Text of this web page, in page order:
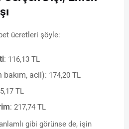
ücretleri şöyle:
: 116,13 TL
bakım, acil): 174,20 TL
TL
: 217,74 TL
gibi görünse de, işin